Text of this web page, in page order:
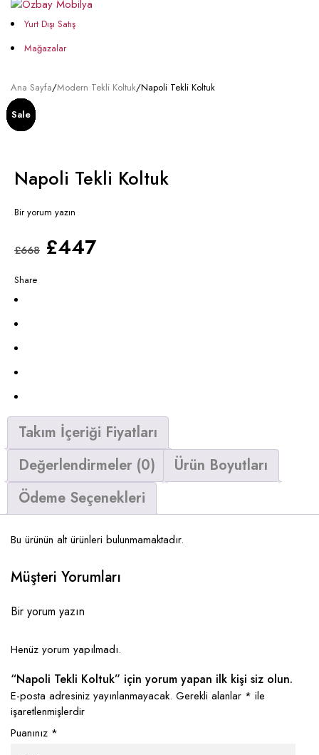
Yurt Dışı Satış
Mağazalar
Ana Sayfa/Modern Tekli Koltuk/Napoli Tekli Koltuk
Napoli Tekli Koltuk
Bir yorum yazın
£668 £447
Share
Takım İçeriği Fiyatları
Değerlendirmeler (0)
Ürün Boyutları
Ödeme Seçenekleri
Bu ürünün alt ürünleri bulunmamaktadır.
Müşteri Yorumları
Bir yorum yazın
Henüz yorum yapılmadı.
“Napoli Tekli Koltuk” için yorum yapan ilk kişi siz olun.
E-posta adresiniz yayınlanmayacak. Gerekli alanlar * ile
işaretlenmişlerdir
Puanınız *
Sale
Sale
Sale
Sale
Sale
Sale
Sale
Sale
Sale
Sale
Sale
Sale
Sale
Sale